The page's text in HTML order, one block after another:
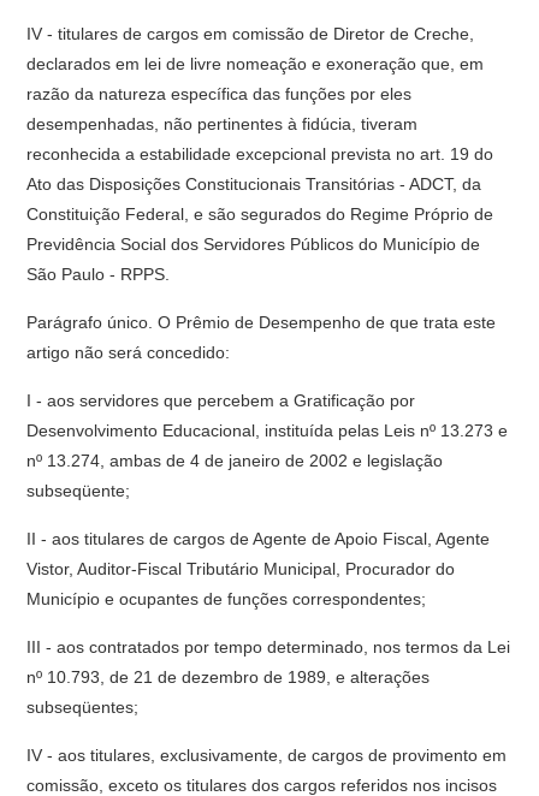
IV - titulares de cargos em comissão de Diretor de Creche,
declarados em lei de livre nomeação e exoneração que, em
razão da natureza específica das funções por eles
desempenhadas, não pertinentes à fidúcia, tiveram
reconhecida a estabilidade excepcional prevista no art. 19 do
Ato das Disposições Constitucionais Transitórias - ADCT, da
Constituição Federal, e são segurados do Regime Próprio de
Previdência Social dos Servidores Públicos do Município de
São Paulo - RPPS.
Parágrafo único. O Prêmio de Desempenho de que trata este
artigo não será concedido:
I - aos servidores que percebem a Gratificação por
Desenvolvimento Educacional, instituída pelas Leis nº 13.273 e
nº 13.274, ambas de 4 de janeiro de 2002 e legislação
subseqüente;
II - aos titulares de cargos de Agente de Apoio Fiscal, Agente
Vistor, Auditor-Fiscal Tributário Municipal, Procurador do
Município e ocupantes de funções correspondentes;
III - aos contratados por tempo determinado, nos termos da Lei
nº 10.793, de 21 de dezembro de 1989, e alterações
subseqüentes;
IV - aos titulares, exclusivamente, de cargos de provimento em
comissão, exceto os titulares dos cargos referidos nos incisos